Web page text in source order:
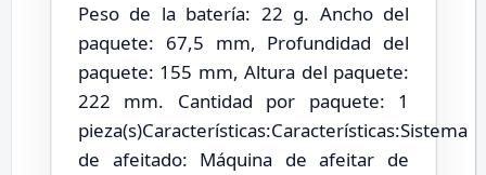
Peso de la batería: 22 g. Ancho del
paquete: 67,5 mm, Profundidad del
paquete: 155 mm, Altura del paquete:
222 mm. Cantidad por paquete: 1
pieza(s)Características:Características:Sistema
de afeitado: Máquina de afeitar de